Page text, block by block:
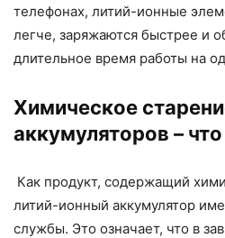
телефонах, литий-ионные
легче, заряжаются быстрее и
длительное время работы на
Химическое
аккумуляторов –
Как продукт, содержащий
литий-ионный аккумулятор
службы. Это означает, что в